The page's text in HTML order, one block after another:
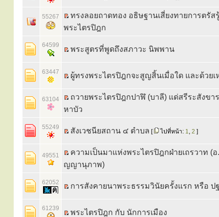
55267
ทรงลอยถาดทอง อธิษฐานเสี่ยงทายการตรัส
พระไตรปิฎก
64599 พระสูตรที่พูดถึงสภาวะ นิพพาน
63447 ผู้ทรงพระไตรปิฎกจะสูญสิ้นเมื่อใด และด้วยเ
63104
ถวายพระไตรปิฎกปาฬิ (บาลี) แด่สรีระสังขา
หาบัว
55249 สังเวชนียสถาน ๔ ตำบล [ ไปที่หน้า: 1, 2 ]
49551
ความเป็นมาแห่งพระไตรปิฎกฝ่ายเถรวาท (
ญญานุภาพ)
62052 การสังคายนาพระธรรมวินัยครั้งแรก หรือ ป
61239 พระไตรปิฎก กับ นักการเมือง